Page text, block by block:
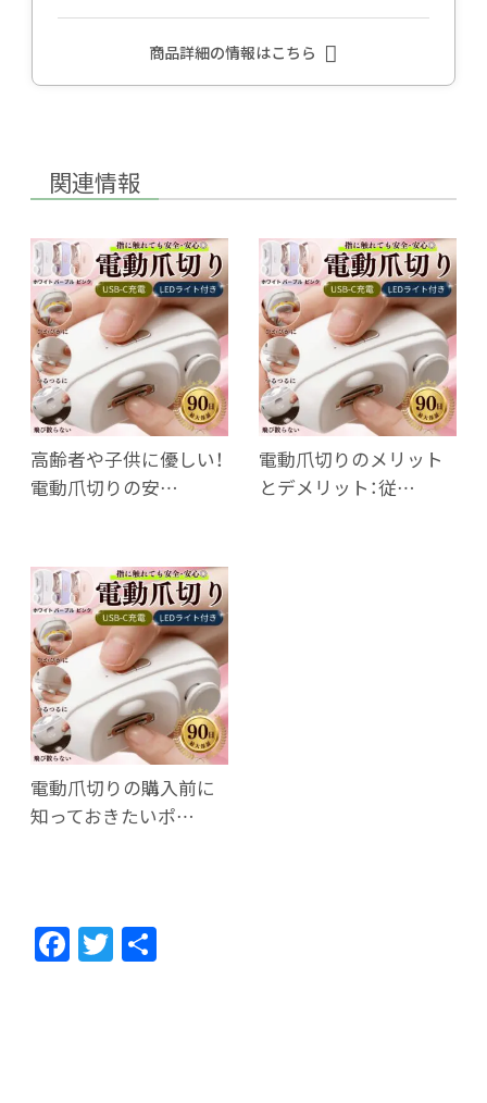
商品詳細の情報はこちら
関連情報
高齢者や子供に優しい！
電動爪切りの安…
電動爪切りのメリット
とデメリット：従…
電動爪切りの購入前に
知っておきたいポ…
F
ac
T
w